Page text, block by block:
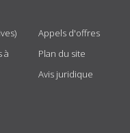
à
Appels d'offres
Plan du site
Avis juridique